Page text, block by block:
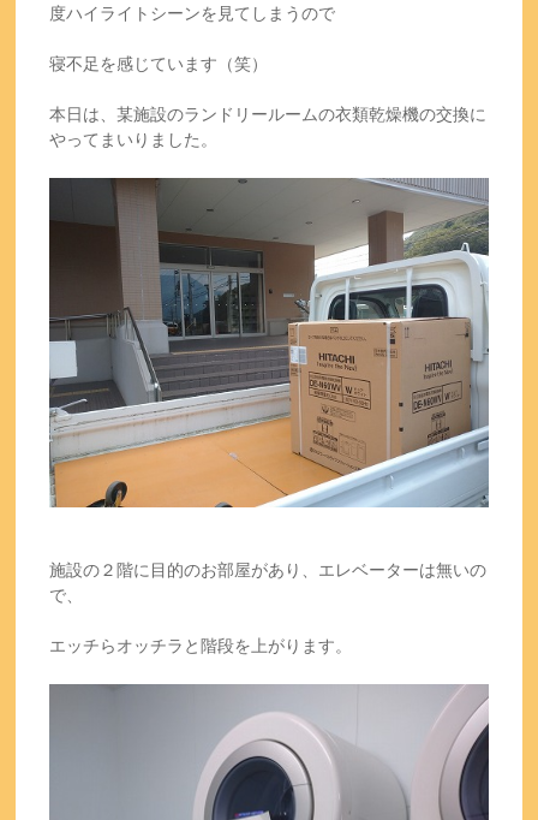
度ハイライトシーンを見てしまうので
寝不足を感じています（笑）
本日は、某施設のランドリールームの衣類乾燥機の交換に
やってまいりました。
施設の２階に目的のお部屋があり、エレベーターは無いの
で、
エッチらオッチラと階段を上がります。